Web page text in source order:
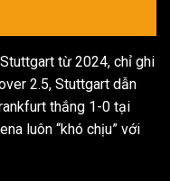
từ 2024, chỉ ghi
2.5, Stuttgart dẫn
thắng 1-0 tại
luôn “khó chịu” với